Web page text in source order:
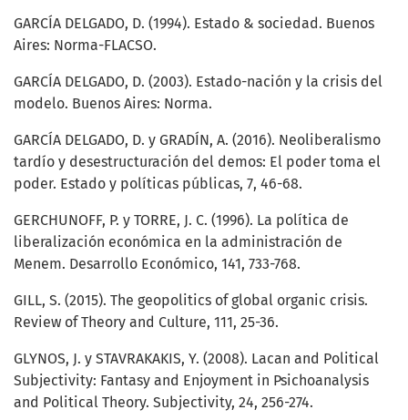
GARCÍA DELGADO, D. (1994). Estado & sociedad. Buenos
Aires: Norma-FLACSO.
GARCÍA DELGADO, D. (2003). Estado-nación y la crisis del
modelo. Buenos Aires: Norma.
GARCÍA DELGADO, D. y GRADÍN, A. (2016). Neoliberalismo
tardío y desestructuración del demos: El poder toma el
poder. Estado y políticas públicas, 7, 46-68.
GERCHUNOFF, P. y TORRE, J. C. (1996). La política de
liberalización económica en la administración de
Menem. Desarrollo Económico, 141, 733-768.
GILL, S. (2015). The geopolitics of global organic crisis.
Review of Theory and Culture, 111, 25-36.
GLYNOS, J. y STAVRAKAKIS, Y. (2008). Lacan and Political
Subjectivity: Fantasy and Enjoyment in Psichoanalysis
and Political Theory. Subjectivity, 24, 256-274.